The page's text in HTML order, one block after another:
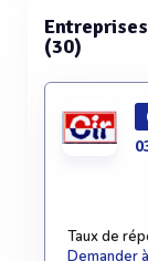
(30)
Taux de
Demander